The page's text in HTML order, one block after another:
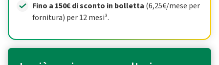
Fino a 150€ di sconto in bolletta (6,25€/mese per
fornitura) per 12 mesi³.